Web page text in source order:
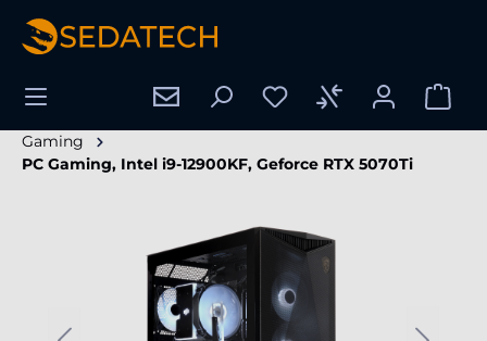
principale
Gaming
PC Gaming, Intel i9-12900KF, Geforce RTX 5070Ti
Salta la galleria di immagini